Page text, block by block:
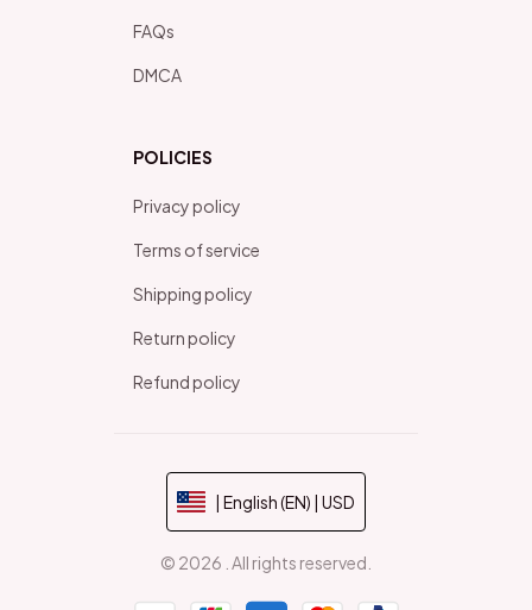
FAQs
DMCA
POLICIES
Privacy policy
Terms of service
Shipping policy
Return policy
Refund policy
| English (EN) | USD
© 2026 . All rights reserved.